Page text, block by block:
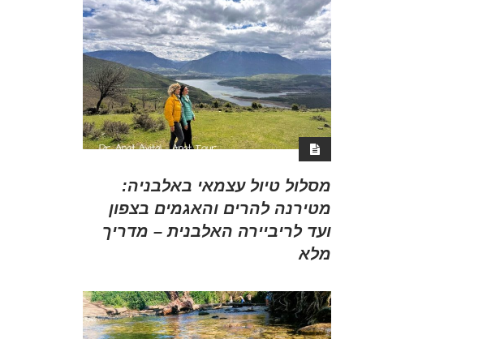
מסלול טיול עצמאי באלבניה:
מטירנה להרים והאגמים בצפון
ועד לריביירה האלבנית – מדריך
מלא